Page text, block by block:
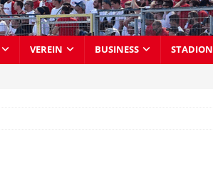
VEREIN BUSINESS STADION